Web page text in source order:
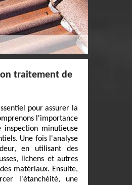
traitement de
pour assurer la
l'importance
minutieuse
Une fois l'analyse
en utilisant des
lichens et autres
matériaux. Ensuite,
l'étanchéité, une